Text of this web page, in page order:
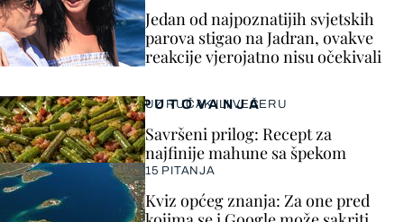
Jedan od najpoznatijih svjetskih
parova stigao na Jadran, ovakve
reakcije vjerojatno nisu očekivali
PUTOVANJA
UZ RUČAK ILI VEČERU
Savršeni prilog: Recept za
najfinije mahune sa špekom
15 PITANJA
Kviz općeg znanja: Za one pred